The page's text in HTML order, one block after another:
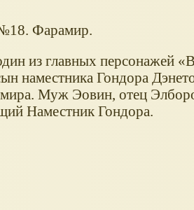
Фарамир.
из главных персонажей
наместника Гондора
Муж Эовин, отец
Наместник Гондора.